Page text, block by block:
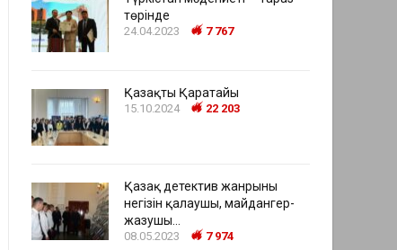
төрінде
24.04.2023 7 767
Қазақтың Қаратайы
15.10.2024 22 203
Қазақ детектив жанрының
негізін қалаушы, майдангер-
жазушы…
08.05.2023 7 974